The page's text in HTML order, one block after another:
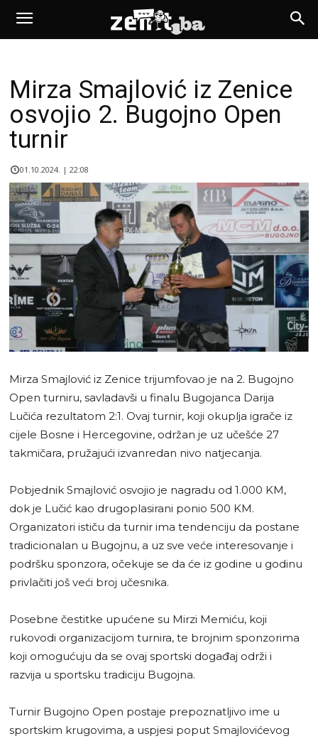
Mirza Smajlović iz Zenice
osvojio 2. Bugojno Open
turnir
01.10.2024. | 22:08
Mirza Smajlović iz Zenice trijumfovao je na 2. Bugojno
Open turniru, savladavši u finalu Bugojanca Darija
Lučića rezultatom 2:1. Ovaj turnir, koji okuplja igrače iz
cijele Bosne i Hercegovine, održan je uz učešće 27
takmičara, pružajući izvanredan nivo natjecanja.
Pobjednik Smajlović osvojio je nagradu od 1.000 KM,
dok je Lučić kao drugoplasirani ponio 500 KM.
Organizatori ističu da turnir ima tendenciju da postane
tradicionalan u Bugojnu, a uz sve veće interesovanje i
podršku sponzora, očekuje se da će iz godine u godinu
privlačiti još veći broj učesnika.
Posebne čestitke upućene su Mirzi Memiću, koji
rukovodi organizacijom turnira, te brojnim sponzorima
koji omogućuju da se ovaj sportski događaj održi i
razvija u sportsku tradiciju Bugojna.
Turnir Bugojno Open postaje prepoznatljivo ime u
sportskim krugovima, a uspjesi poput Smajlovićevog